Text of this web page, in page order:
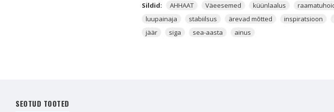
on kõige lihtsam kasutada kodu, tubade ja
saab lisada tuleelemendi, mida annab küünal ja see
valmistatud. See küünlaalus on valmistatud Ahhaadist, mis
Sildid: AHHAAT Väeesemed küünlaalus
luupainaja
stabiilsus ärevad mõtted inspiratsioon
jäär
siga sea-aasta ainus
SEOTUD TOOTED